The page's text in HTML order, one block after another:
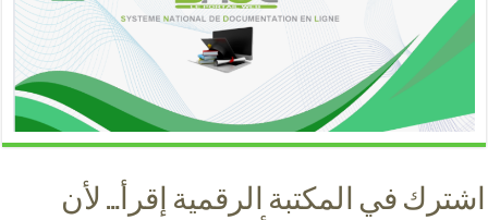
اشترك في المكتبة الرقمية إقرأ… لأن